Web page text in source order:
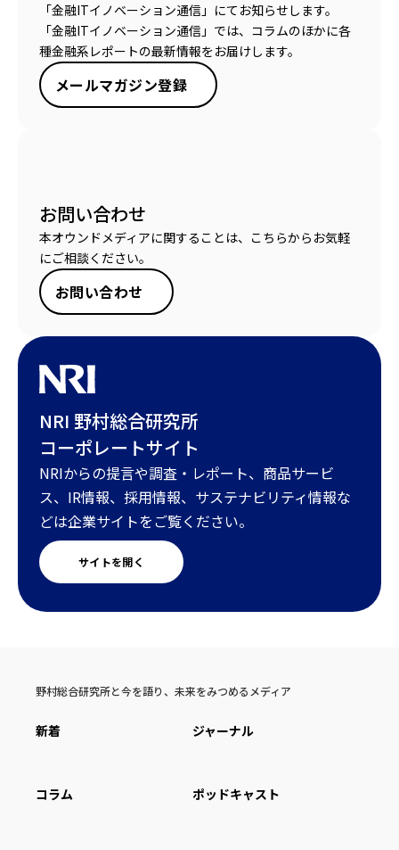
「金融ITイノベーション通信」にてお知らせします。
「金融ITイノベーション通信」では、コラムのほかに各
種金融系レポートの最新情報をお届けします。
メールマガジン登録
お問い合わせ
本オウンドメディアに関することは、こちらからお気軽
にご相談ください。
お問い合わせ
NRI 野村総合研究所
コーポレートサイト
NRIからの提言や調査・レポート、商品サービ
ス、IR情報、採用情報、サステナビリティ情報な
どは企業サイトをご覧ください。
サイトを開く
野村総合研究所と今を語り、未来をみつめるメディア
新着 ジャーナル
コラム ポッドキャスト